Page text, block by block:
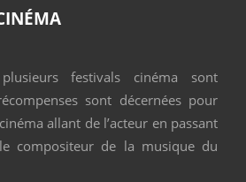
festivals cinéma sont
sont décernées pour
allant de l’acteur en passant
compositeur de la musique du